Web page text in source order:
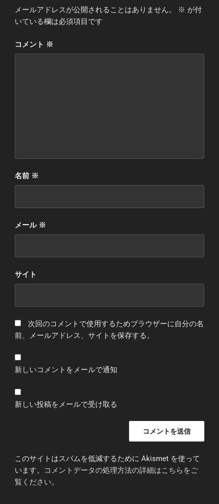
メールアドレスが公開されることはありません。 ※ が付
いている欄は必須項目です
コメント ※
名前 ※
メール ※
サイト
次回のコメントで使用するためブラウザーに自分の名
前、メールアドレス、サイトを保存する。
新しいコメントをメールで通知
新しい投稿をメールで受け取る
このサイトはスパムを低減するために Akismet を使って
います。
コメントデータの処理方法の詳細はこちらをご
覧ください。